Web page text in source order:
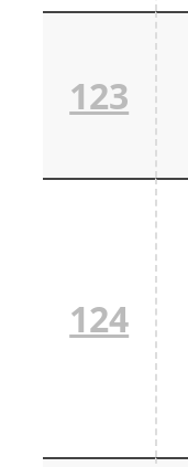
123
124